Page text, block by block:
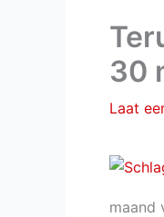
30
Laat
maand